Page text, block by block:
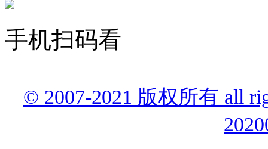
手机扫码看
© 2007-2021 版权所有 all